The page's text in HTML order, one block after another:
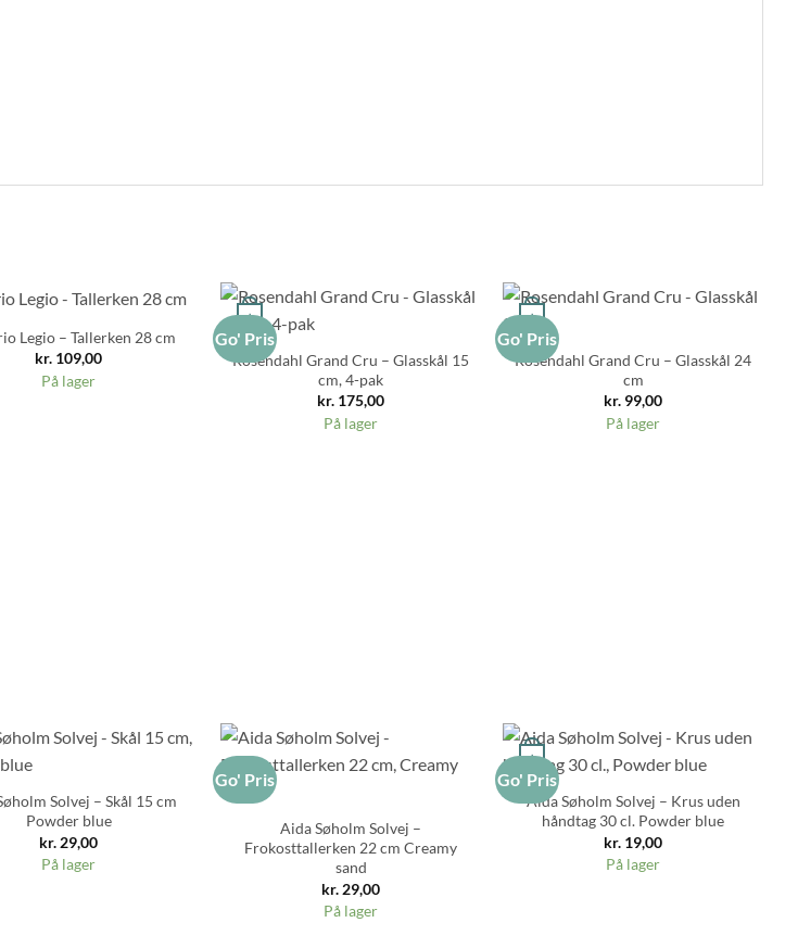
Legio – Tallerken 28 cm
kr. 109,00
På lager
Go' Pris
+
Rosendahl Grand Cru – Glasskål 15
cm, 4-pak
kr. 175,00
På lager
Go' Pris
+
Rosendahl Grand Cru – Glasskål 24
cm
kr. 99,00
På lager
Solvej – Skål 15 cm
Powder blue
kr. 29,00
På lager
Go' Pris
+
Aida Søholm Solvej –
Frokosttallerken 22 cm Creamy
sand
kr. 29,00
På lager
Go' Pris
+
Aida Søholm Solvej – Krus uden
håndtag 30 cl. Powder blue
kr. 19,00
På lager